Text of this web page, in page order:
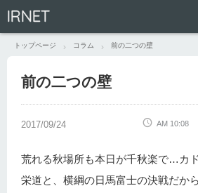
IRNET
トップページ コラム 前の二つの壁
前の二つの壁
AM 10:08
荒れる秋場所も本日が千秋楽で…カ
栄道と、横綱の日馬富士の決戦だか